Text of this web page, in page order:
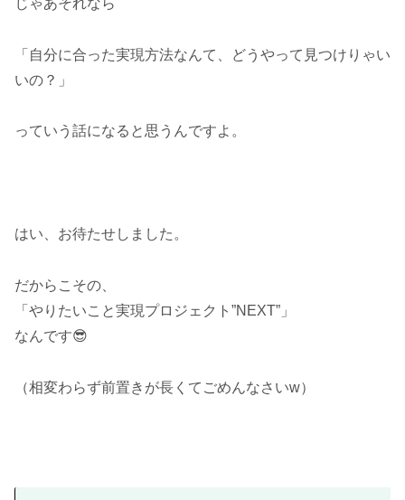
「自分に合った実現方法なんて、どうやって見つけりゃい
いの？」
っていう話になると思うんですよ。
はい、お待たせしました。
だからこその、
「やりたいこと実現プロジェクト”NEXT”」
なんです😎
（相変わらず前置きが長くてごめんなさいw）